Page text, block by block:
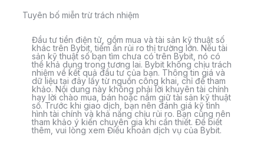
Tuyên bố miễn trừ trách nhiệm
Đầu tư tiền điện tử, gồm mua và tài sản kỹ thuật số
khác trên Bybit, tiềm ẩn rủi ro thị trường lớn. Nếu tài
sản kỹ thuật số bạn tìm chưa có trên Bybit, nó có
thể khả dụng trong tương lai. Bybit không chịu trách
nhiệm về kết quả đầu tư của bạn. Thông tin giá và
dữ liệu tại đây lấy từ nguồn công khai, chỉ để tham
khảo. Nội dung này không phải lời khuyên tài chính
hay lời chào mua, bán hoặc nắm giữ tài sản kỹ thuật
số. Trước khi giao dịch, bạn nên đánh giá kỹ tình
hình tài chính và khả năng chịu rủi ro. Bạn cũng nên
tham khảo ý kiến chuyên gia khi cần thiết. Để biết
thêm, vui lòng xem Điều khoản dịch vụ của Bybit.